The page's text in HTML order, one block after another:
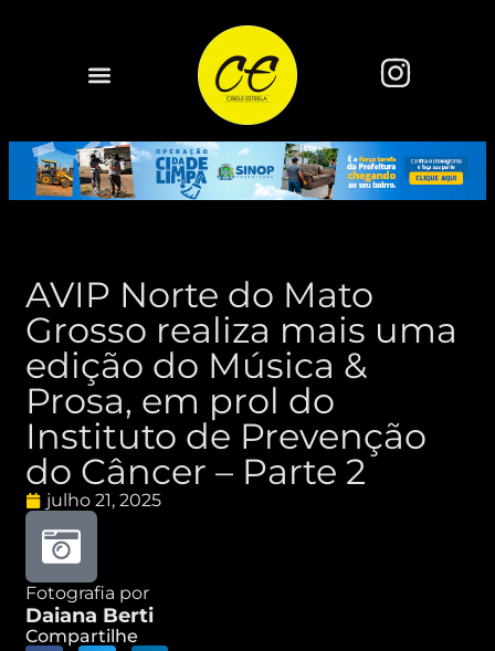
AVIP Norte do Mato
Grosso realiza mais uma
edição do Música &
Prosa, em prol do
Instituto de Prevenção
do Câncer – Parte 2
julho 21, 2025
Fotografia por
Daiana Berti
Compartilhe